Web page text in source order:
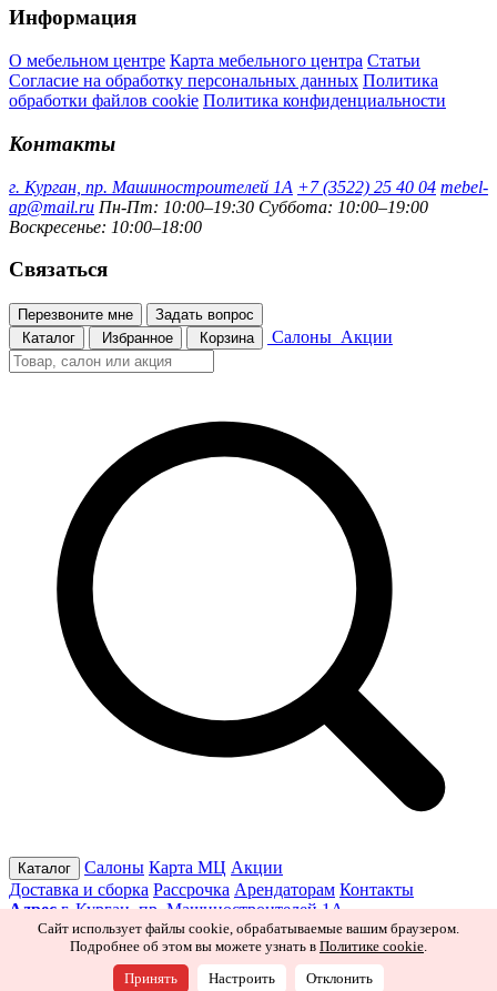
Информация
О мебельном центре Карта мебельного центра Статьи
Согласие на обработку персональных данных Политика
обработки файлов cookie Политика конфиденциальности
Контакты
г. Курган, пр. Машиностроителей 1А +7 (3522) 25 40 04 mebel-
ap@mail.ru Пн-Пт: 10:00–19:30 Суббота: 10:00–19:00
Воскресенье: 10:00–18:00
Связаться
Перезвоните мне
Задать вопрос
Каталог
Избранное Корзина Салоны Акции
Каталог Салоны Карта МЦ Акции
Доставка и сборка Рассрочка Арендаторам Контакты
Адрес г. Курган, пр. Машиностроителей 1А
Режим работы Пн–Пт 10:00–19:30 Сб 10:00–19:00 Вс 10:00–
Ищите нас в соцсетях
Сайт использует файлы cookie, обрабатываемые вашим браузером.
Подробнее об этом вы можете узнать в Политике cookie.
Принять Настроить Отклонить